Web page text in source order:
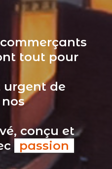
tout pour
urgent de
nos
conçu et
passion